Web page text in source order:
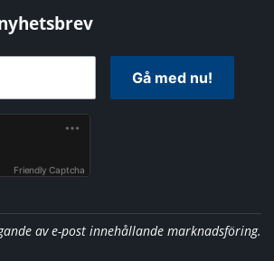
Gå med nu!
Friendly Captcha
av e-post innehållande marknadsföring.